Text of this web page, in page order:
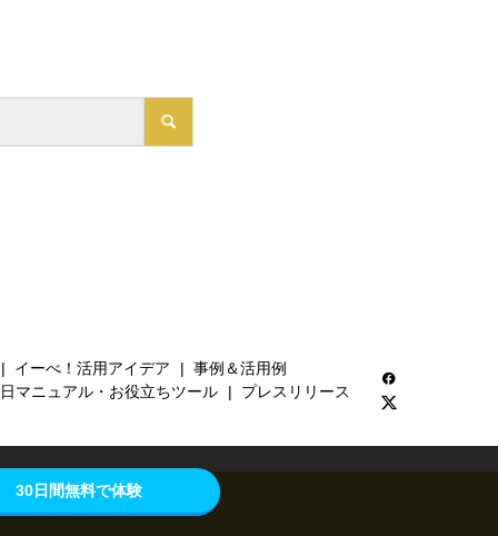
イーべ！活用アイデア
事例＆活用例
マニュアル・お役立ちツール
プレスリリース
30日間無料で体験